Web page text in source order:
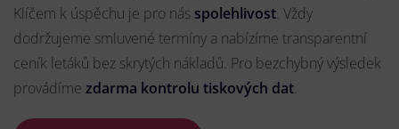
Klíčem k úspěchu je pro nás spolehlivost. Vždy
dodržujeme smluvené termíny a nabízíme transparentní
ceník letáků bez skrytých nákladů. Pro bezchybný výsledek
provádíme zdarma kontrolu tiskových dat.